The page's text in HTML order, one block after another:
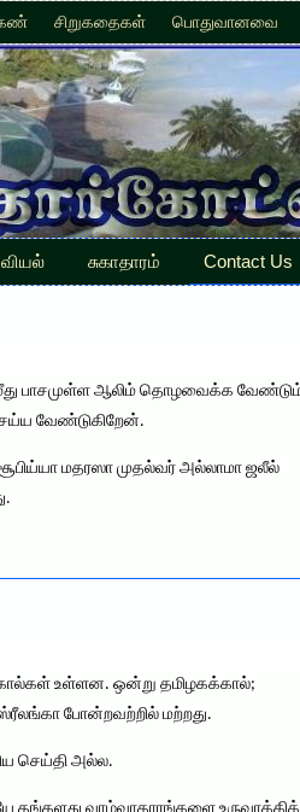
சிறுகதைகள் பொதுவானவை
சுகாதாரம் Contact Us
பாசமுள்ள ஆலிம் தொழவைக்க
வேண்டுகிறேன்.
மதரஸா முதல்வர் அல்லாமா ஜலீல்
கால்கள் உள்ளன. ஒன்று தமிழகக்கால்;
போன்றவற்றில் மற்றது.
செய்தி அல்ல.